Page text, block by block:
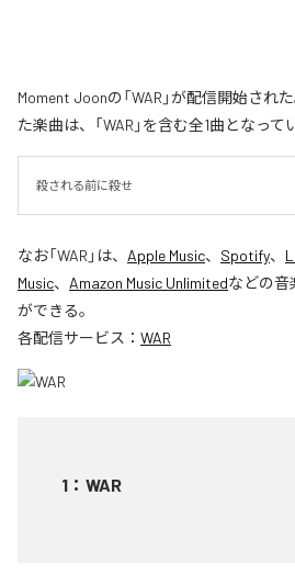
Moment Joonの「WAR」が配信開始され
た楽曲は、「WAR」を含む全1曲となって
殺される前に殺せ
なお「WAR 」は、 Apple Music、 Spotify、
Music、 Amazon Music Unlimitedなどの音
ができる。
各配信サービス： WAR
1 ： WAR